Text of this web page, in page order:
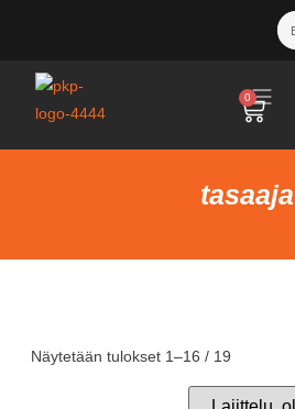
0
tasaaja
Näytetään tulokset 1–16 / 19